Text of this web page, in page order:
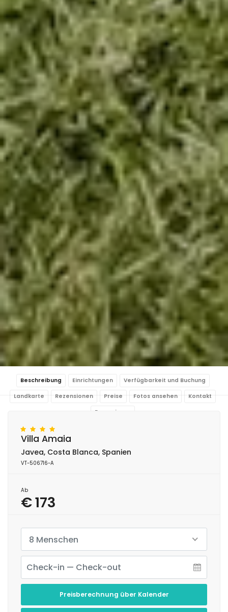
Beschreibung Einrichtungen Verfügbarkeit und Buchung
Landkarte Rezensionen Preise Fotos ansehen Kontakt
Reservieren
Villa Amaia
Javea, Costa Blanca, Spanien
VT-506716-A
Ab
€ 173
8 Menschen
Preisberechnung über Kalender